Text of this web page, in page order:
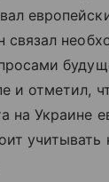
связал
и отметил,
на Украине
учитывать